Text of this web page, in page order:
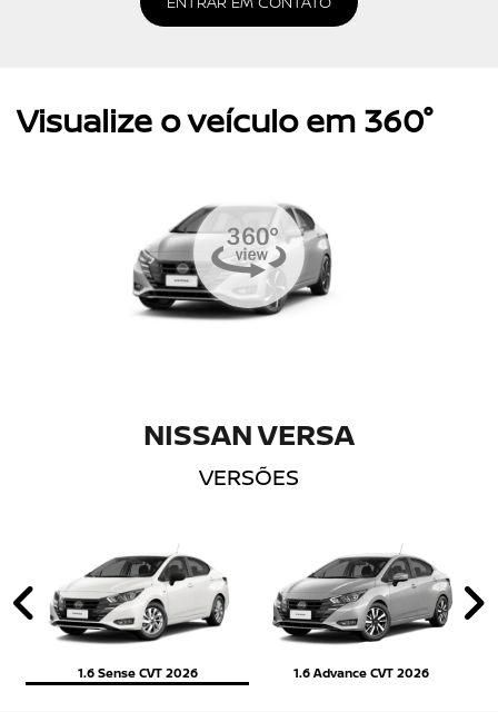
Visualize o veículo em 360°
NISSAN VERSA
VERSÕES
1.6 Sense CVT 2026 1.6 Advance CVT 2026
Anterior